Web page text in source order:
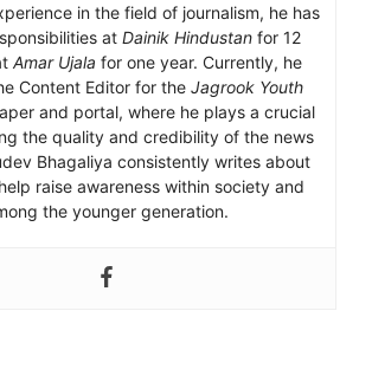
in the field of journalism, he has
at Dainik Hindustan for 12
Amar Ujala for one year. Currently, he
Content Editor for the Jagrook Youth
and portal, where he plays a crucial
the quality and credibility of the news
Bhagaliya consistently writes about
raise awareness within society and
the younger generation.